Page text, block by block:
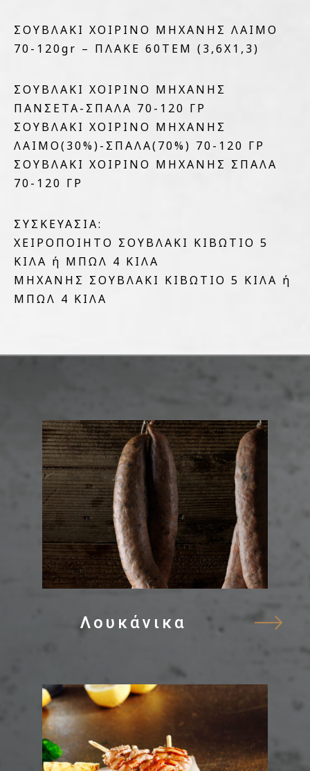
ΣΟΥΒΛΑΚΙ ΧΟΙΡΙΝΟ ΜΗΧΑΝΗΣ ΛΑΙΜΟ
70-120gr – ΠΛΑΚΕ 60ΤΕΜ (3,6Χ1,3)
ΣΟΥΒΛΑΚΙ ΧΟΙΡΙΝΟ ΜΗΧΑΝΗΣ
ΠΑΝΣΕΤΑ-ΣΠΑΛΑ 70-120 ΓΡ
ΣΟΥΒΛΑΚΙ ΧΟΙΡΙΝΟ ΜΗΧΑΝΗΣ
ΛΑΙΜΟ(30%)-ΣΠΑΛΑ(70%) 70-120 ΓΡ
ΣΟΥΒΛΑΚΙ ΧΟΙΡΙΝΟ ΜΗΧΑΝΗΣ ΣΠΑΛΑ
70-120 ΓΡ
ΣΥΣΚΕΥΑΣΙΑ:
ΧΕΙΡΟΠΟΙΗΤΟ ΣΟΥΒΛΑΚΙ ΚΙΒΩΤΙΟ 5
ΚΙΛΑ ή ΜΠΩΛ 4 ΚΙΛΑ
ΜΗΧΑΝΗΣ ΣΟΥΒΛΑΚΙ ΚΙΒΩΤΙΟ 5 ΚΙΛΑ ή
ΜΠΩΛ 4 ΚΙΛΑ
Λουκάνικα